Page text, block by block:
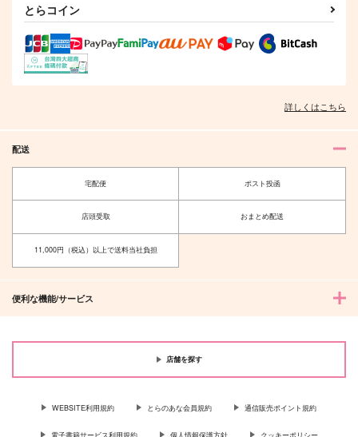
とらコイン
詳しくはこちら
配送
宅配便 ポスト投函
店頭受取 おまとめ配送
11,000円（税込）以上で送料当社負担
便利な機能/サービス
店舗を探す
WEBSITE利用規約 とらのあな会員規約 通信販売ポイント規約
電子書籍サービス利用規約 個人情報保護方針 クッキーポリシー